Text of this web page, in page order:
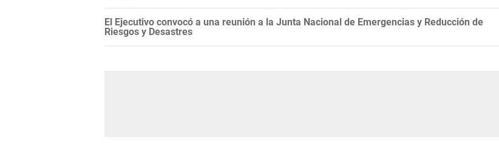
El Ejecutivo convocó a una reunión a la Junta Nacional de Emergencias y Reducción de
Riesgos y Desastres